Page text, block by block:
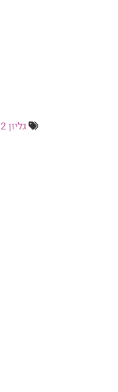
גליון 2 - התפרקות ובנייה מחדש